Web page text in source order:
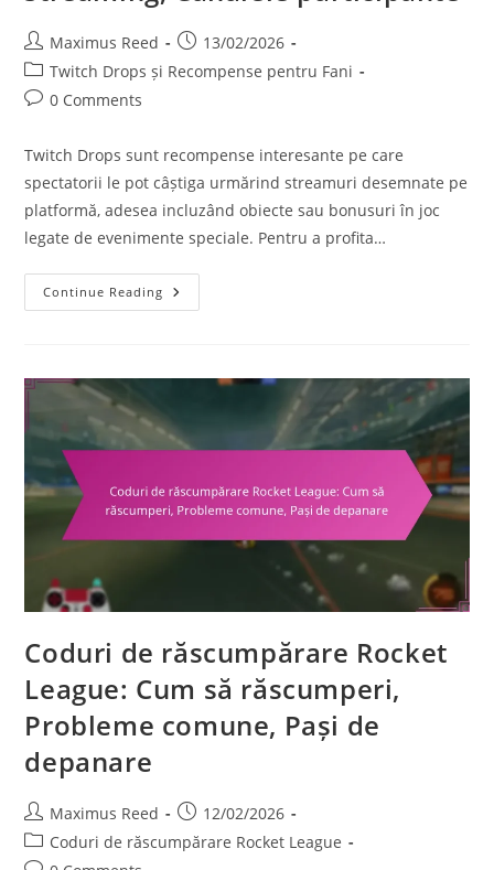
Post
author:
Maximus Reed
Post
published:
13/02/2026
Post
category:
Twitch Drops și Recompense pentru Fani
Post0 Comments
Twitch Drops sunt recompense interesante pe care
spectatorii le pot câștiga urmărind streamuri desemnate pe
platformă, adesea incluzând obiecte sau bonusuri în joc
legate de evenimente speciale. Pentru a profita…
Continue Reading Twitch
Drops:
Streaming,
Participante
Coduri de răscumpărare Rocket
League: Cum să răscumperi,
Probleme comune, Pași de
depanare
Post
author:
Maximus Reed
Post
published:
12/02/2026
Post
category:
Coduri de răscumpărare Rocket League